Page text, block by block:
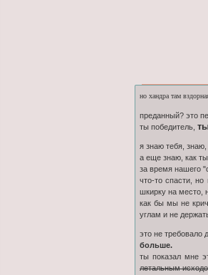
но хандра там
преданный? это
ты победитель,
я знаю тебя,
а еще знаю, как
за время нашего
что-то спасти,
шкирку на место,
как бы мы не
углам и не
это не требовало
больше.
ты показал мне
летальным